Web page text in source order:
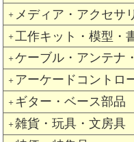
＋ メディア・アクセサ
＋ 工作キット・模型・
＋ ケーブル・アンテナ
＋ アーケードコントロ
＋ ギター・ベース部品
＋ 雑貨・玩具・文房具